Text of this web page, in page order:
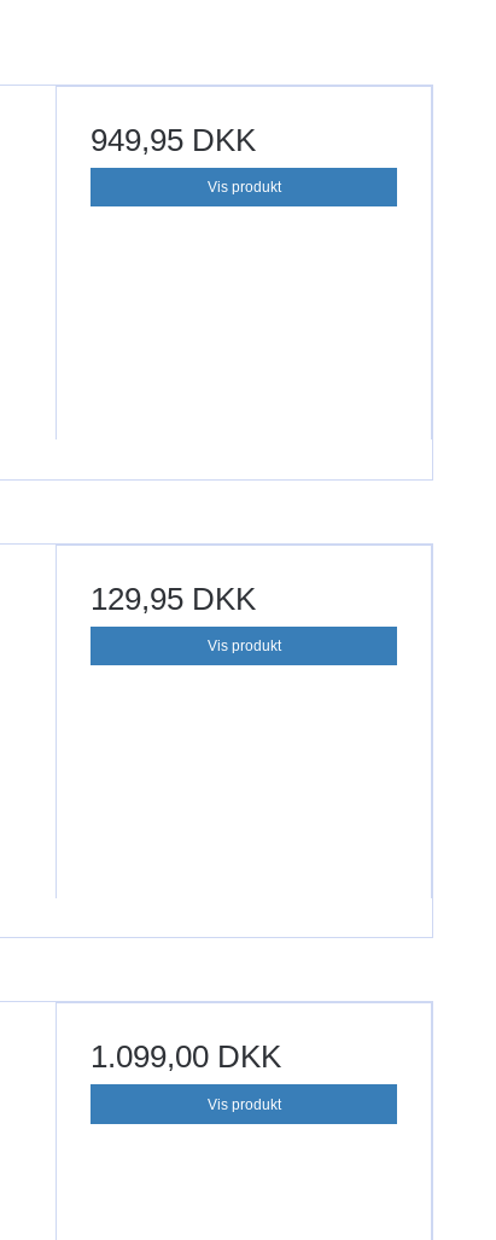
949,95 DKK
Vis produkt
129,95 DKK
Vis produkt
1.099,00 DKK
Vis produkt